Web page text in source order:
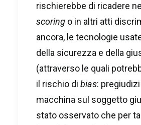
rischierebbe di ricadere nel
scoring o in altri atti
ancora, le tecnologie
della sicurezza e della
(attraverso le quali
il rischio di bias:
macchina sul soggetto
stato osservato che per